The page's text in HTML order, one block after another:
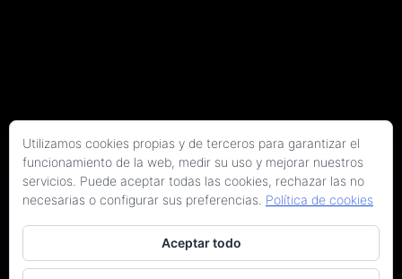
Copyright 2026 Kaitek Servicios Tecnicos para la Construcción S.L.P. | Todos los
Utilizamos cookies propias y de terceros para garantizar el
funcionamiento de la web, medir su uso y mejorar nuestros
servicios. Puede aceptar todas las cookies, rechazar las no
necesarias o configurar sus preferencias. Política de cookies
Aceptar todo